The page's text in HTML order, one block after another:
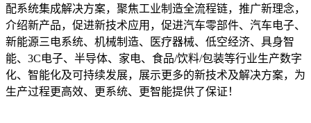
配系统集成解决方案，聚焦工业制造全流程链，推广新理念，
介绍新产品，促进新技术应用，促进汽车零部件、汽车电子、
新能源三电系统、机械制造、医疗器械、低空经济、具身智
能、3C电子、半导体、家电、食品/饮料/包装等行业生产数字
化、智能化及可持续发展，展示更多的新技术及解决方案，为
生产过程更高效、更系统、更智能提供了保证！